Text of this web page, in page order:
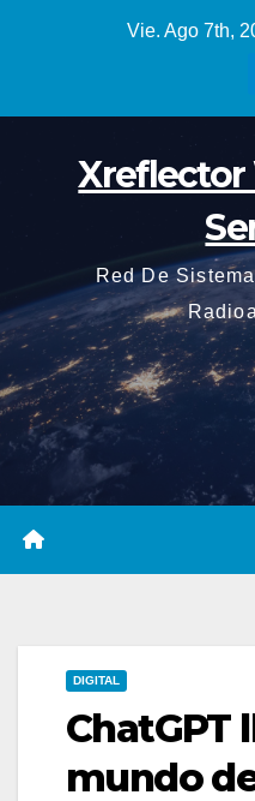
Vie. Ago 7th,
Red De
DIGITAL
ChatGPT
mundo